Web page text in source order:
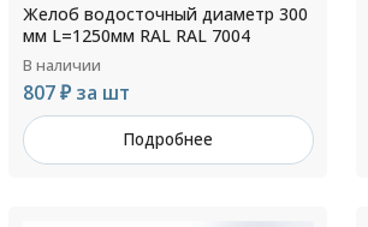
Желоб водосточный диаметр 300
мм L=1250мм RAL RAL 7004
В наличии
807 ₽ за шт
Подробнее